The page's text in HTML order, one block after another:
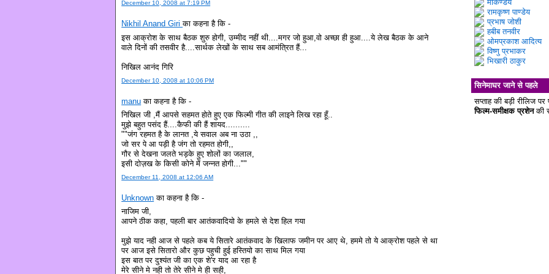
December 10, 2008 at 7:19 PM
Nikhil Anand Giriका कहना है कि -
इस आक्रोश के साथ बैठक शुरु होगी, उम्मीद नहीं थी....मगर जो हुआ,वो अच्छा ही हुआ....ये लेख बैठक के आने
वाले दिनों की तसवीर है....सार्थक लेखों के साथ सब आमंत्रित हैं...
निखिल आनंद गिरि
December 10, 2008 at 10:06 PM
manu का कहना है कि -
निखिल जी ,मैं आपसे सहमत होते हुए एक फिल्मी गीत की लाइने लिख रहा हूँ..
मुझे बहुत पसंद हैं....कैफी की हैं शायद..........
""जंग रहमत है के लानत ,ये सवाल अब ना उठा ,,
जो सर पे आ पड़ी है जंग तो रहमत होगी,,
गौर से देखना जलते भड़के हुए शोलों का जलाल,
इसी दोज़ख के किसी कोने में जन्नत होगी...""
December 11, 2008 at 12:06 AM
Unknown का कहना है कि -
नाजिम जी,
आपने ठीक कहा, पहली बार आतंकवादियो के हमले से देश हिल गया
मुझे याद नही आज से पहले कब ये सितारे आतंकवाद के खिलाफ जमीन पर आए थे, हममे तो ये आक्रोश पहले से था
पर आज इसे सितारो और कुछ पहुची हुई हस्तियो का साथ मिल गया
इस बात पर दुश्यंत जी का एक शे'र याद आ रहा है
मेरे सीने मे नही तो तेरे सीने मे ही सही,
मार्कण्डेय
रामकृष्ण पाण्डेय
प्रभाष जोशी
हबीब तनवीर
ओमप्रकाश आदित्य
विष्णु प्रभाकर
भिखारी ठाकुर
सिनेमाघर जाने से पहले
सप्ताह की बड़ी रीलिज पर
फिल्म-समीक्षक प्रशेनकी